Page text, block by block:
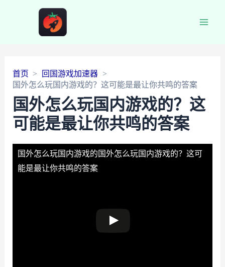
首页
回国游戏加速器
国外怎么玩国内游戏的？这可能是最让你共鸣的答案
国外怎么玩国内游戏的？这
可能是最让你共鸣的答案
国外怎么玩国内游戏的国外怎么玩国内游戏的？这可
能是最让你共鸣的答案